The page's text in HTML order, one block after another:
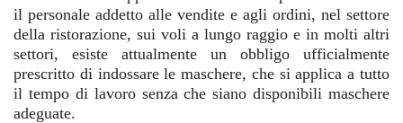
il personale addetto alle vendite e agli ordini, nel settore
della ristorazione, sui voli a lungo raggio e in molti altri
settori, esiste attualmente un obbligo ufficialmente
prescritto di indossare le maschere, che si applica a tutto
il tempo di lavoro senza che siano disponibili maschere
adeguate.